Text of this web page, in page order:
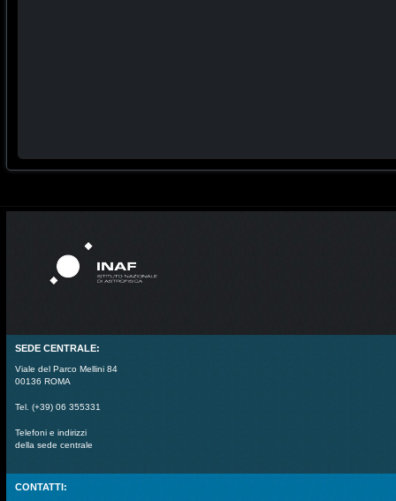
SEDE CENTRALE:
Viale del Parco Mellini 84
00136 ROMA
Tel. (+39) 06 355331
Telefoni e indirizzi
della sede centrale
CONTATTI: